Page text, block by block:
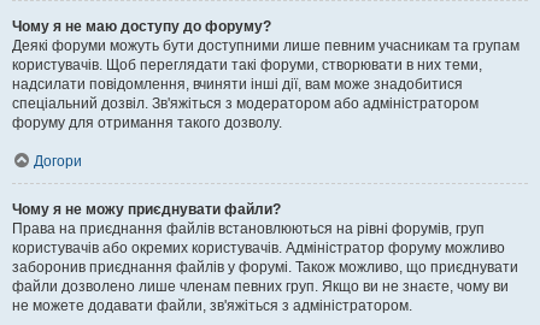
Чому я не маю доступу до форуму?
Деякі форуми можуть бути доступними лише певним учасникам та групам
користувачів. Щоб переглядати такі форуми, створювати в них теми,
надсилати повідомлення, вчиняти інші дії, вам може знадобитися
спеціальний дозвіл. Зв'яжіться з модератором або адміністратором
форуму для отримання такого дозволу.
Догори
Чому я не можу приєднувати файли?
Права на приєднання файлів встановлюються на рівні форумів, груп
користувачів або окремих користувачів. Адміністратор форуму можливо
заборонив приєднання файлів у форумі. Також можливо, що приєднувати
файли дозволено лише членам певних груп. Якщо ви не знаєте, чому ви
не можете додавати файли, зв'яжіться з адміністратором.